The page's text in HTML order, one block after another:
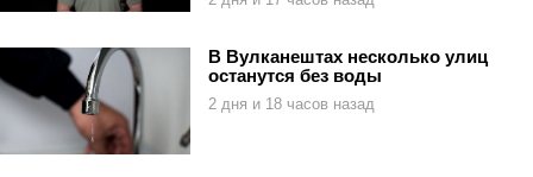
В Вулканештах несколько улиц
останутся без воды
2 дня и 18 часов назад